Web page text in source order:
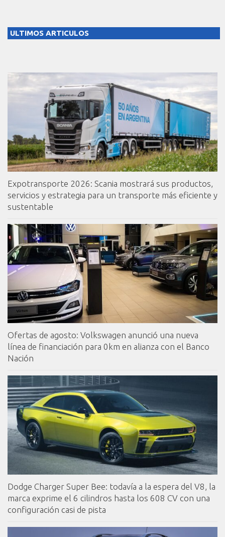
ULTIMOS ARTICULOS
Expotransporte 2026: Scania mostrará sus productos,
servicios y estrategia para un transporte más eficiente y
sustentable
Ofertas de agosto: Volkswagen anunció una nueva
línea de financiación para 0km en alianza con el Banco
Nación
Dodge Charger Super Bee: todavía a la espera del V8, la
marca exprime el 6 cilindros hasta los 608 CV con una
configuración casi de pista